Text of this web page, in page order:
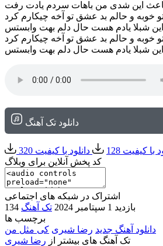
این شدی من باهات سردم یادت رفت
خوبه و حالم بد عشق تو آخه چیکارم کرد
این شبلا یادم هست حال دلم بهت وابستس
خوبه و حالم بد عشق تو آخه چیکارم کرد
این شبلا یادم هست حال دلم بهت وابستس
دانلود تک آهنگ
با کیفیت 128
دانلود با کیفیت 320
کد پخش آنلاین برای وبلاگ
اشتراک در شبکه های اجتماعی
134 بازدید 1 سپتامبر 2024
تک آهنگ
برچسب ها
دانلود آهنگ جدید رضا شیری کی مثل من
تک آهنگ های بیشتر از رضا شیری